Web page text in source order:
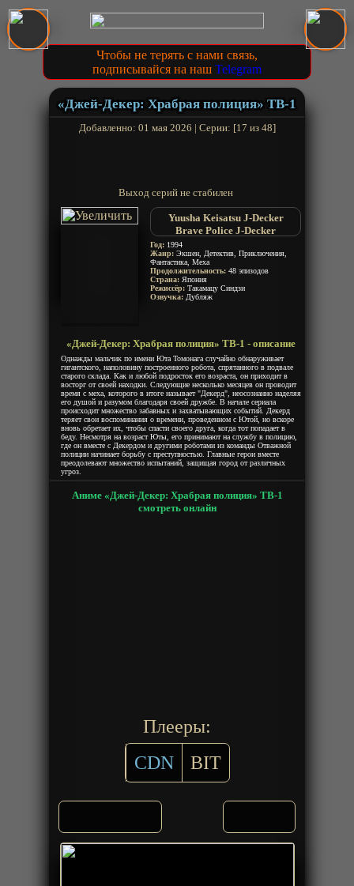
Чтобы не терять с нами связь,
подписывайся на наш Telegram
«Джей-Декер: Храбрая полиция» ТВ-1
Добавленно: 01 мая 2026 | Серии: [17 из 48]
Выход серий не стабилен
Yuusha Keisatsu J-Decker
Brave Police J-Decker
Год: 1994
Жанр: Экшен, Детектив, Приключения,
Фантастика, Меха
Продолжительность: 48 эпизодов
Страна: Япония
Режиссёр: Такамацу Синдзи
Озвучка: Дубляж
«Джей-Декер: Храбрая полиция» ТВ-1 - описание
Однажды мальчик по имени Юта Томонага случайно обнаруживает
гигантского, наполовину построенного робота, спрятанного в подвале
старого склада. Как и любой подросток его возраста, он приходит в
восторг от своей находки. Следующие несколько месяцев он проводит
время с меха, которого в итоге называет "Декерд", неосознанно наделяя
его душой и разумом благодаря своей дружбе. В начале сериала
происходит множество забавных и захватывающих событий. Декерд
теряет свои воспоминания о времени, проведенном с Ютой, но вскоре
вновь обретает их, чтобы спасти своего друга, когда тот попадает в
беду. Несмотря на возраст Юты, его принимают на службу в полицию,
где он вместе с Декердом и другими роботами из команды Отважной
полиции начинает борьбу с преступностью. Главные герои вместе
преодолевают множество испытаний, защищая город от различных
угроз.
Аниме «Джей-Декер: Храбрая полиция» ТВ-1
смотреть онлайн
Плееры:
CDN
BIT